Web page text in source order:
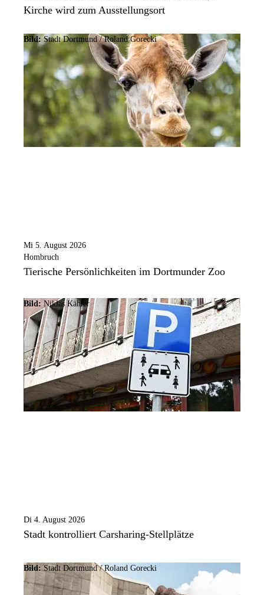
Kirche wird zum Ausstellungsort
Bild:Stadt Dortmund / Roland Gorecki
Mi 5. August 2026
Hombruch
Tierische Persönlichkeiten im Dortmunder Zoo
Bild: Niklas Kähler
Di 4. August 2026
Stadt kontrolliert Carsharing-Stellplätze
Bild:Stadt Dortmund / Roland Gorecki